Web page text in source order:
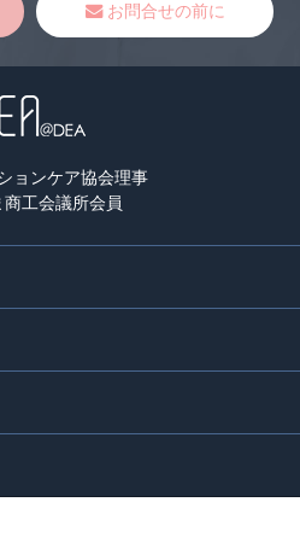
お問合せの前に
ョンケア協会理事
商工会議所会員